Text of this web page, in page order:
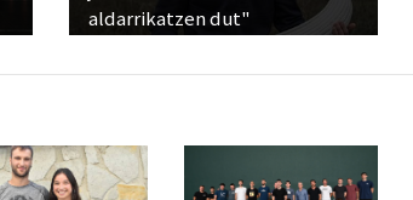
aldarrikatzen dut"